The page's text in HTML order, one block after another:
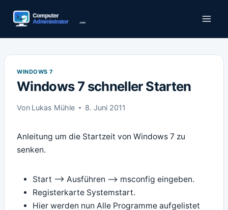
Inhalt
WINDOWS 7
Windows 7 schneller Starten
Von Lukas Mühle 8. Juni 2011
Anleitung um die Startzeit von Windows 7 zu
senken.
Start –> Ausführen –> msconfig eingeben.
Registerkarte Systemstart.
Hier werden nun Alle Programme aufgelistet